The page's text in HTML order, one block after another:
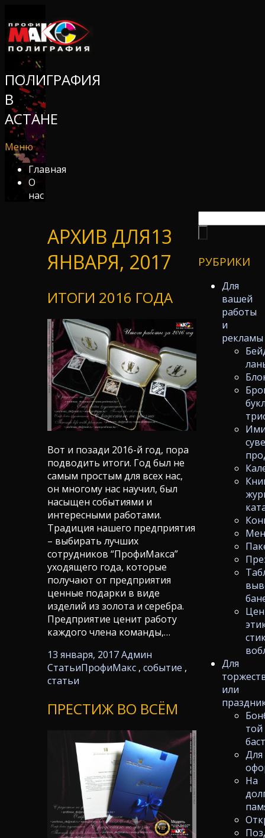
ПОЛИГРАФИЯ
В
АСТАНЕ
Меню
Главная
О
нас
РУБРИКИ
Для
вашей
работы
и
рекламы
Для
или
той
Для
На
АРХИВ ДЛЯ13
ЯНВАРЯ, 2017
ИТОГИ 2016 ГОДА
Вот и позади 2016-й год, пора
подводить итоги. Год был не
самым простым для всех нас,
он многому нас научил, был
насыщен событиями и
интересными работами.
Традиция нашего предприятия
– выбирать лучших
сотрудников “ПрофиМакса”
уходящего года, которые
получают от предприятия
ценные подарки в виде
изделий из золота и серебра.
Предприятие ценит работу
каждого члена команды,…
13 января, 2017 Админ
СтатьиПрофиМакс, событие ,
статьи
ПРЕСТИЖ ВО ВСЁМ